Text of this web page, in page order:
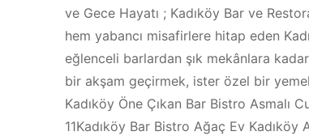
ve Gece Hayatı ; Kadıköy Bar ve
hem yabancı misafirlere hitap eden
eğlenceli barlardan şık mekânlara
bir akşam geçirmek, ister özel bir
Kadıköy Öne Çıkan Bar Bistro Asmalı
11Kadıköy Bar Bistro Ağaç Ev